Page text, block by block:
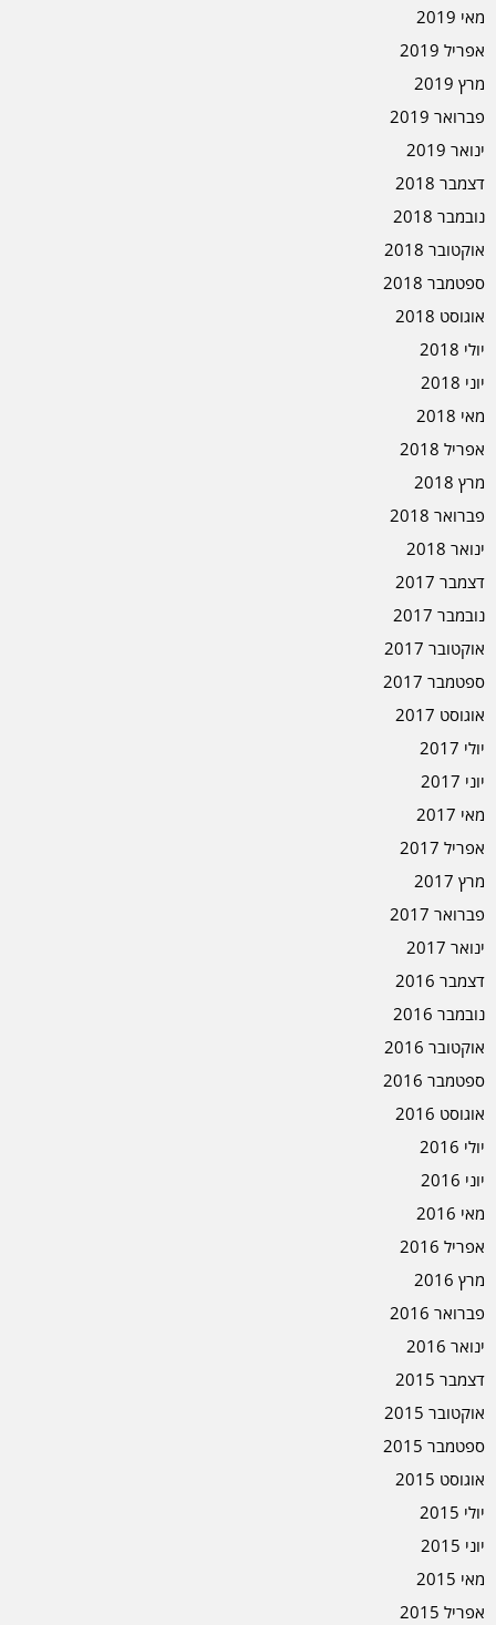
מאי 2019
אפריל 2019
מרץ 2019
פברואר 2019
ינואר 2019
דצמבר 2018
נובמבר 2018
אוקטובר 2018
ספטמבר 2018
אוגוסט 2018
יולי 2018
יוני 2018
מאי 2018
אפריל 2018
מרץ 2018
פברואר 2018
ינואר 2018
דצמבר 2017
נובמבר 2017
אוקטובר 2017
ספטמבר 2017
אוגוסט 2017
יולי 2017
יוני 2017
מאי 2017
אפריל 2017
מרץ 2017
פברואר 2017
ינואר 2017
דצמבר 2016
נובמבר 2016
אוקטובר 2016
ספטמבר 2016
אוגוסט 2016
יולי 2016
יוני 2016
מאי 2016
אפריל 2016
מרץ 2016
פברואר 2016
ינואר 2016
דצמבר 2015
אוקטובר 2015
ספטמבר 2015
אוגוסט 2015
יולי 2015
יוני 2015
מאי 2015
אפריל 2015